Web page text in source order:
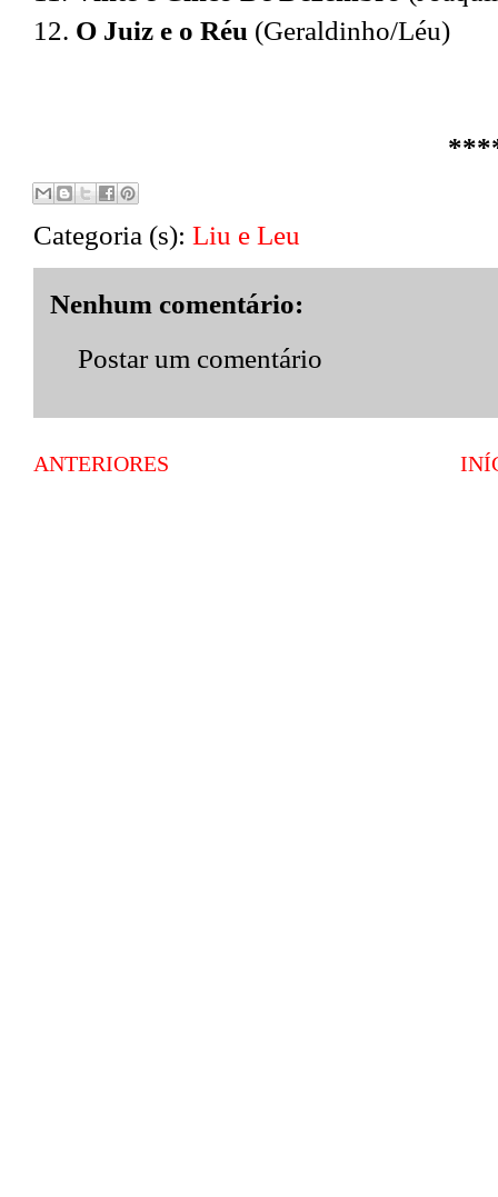
12. O Juiz e o Réu (Geraldinho/Léu)
Categoria (s): Liu e Leu
Nenhum comentário:
Postar um comentário
ANTERIORES